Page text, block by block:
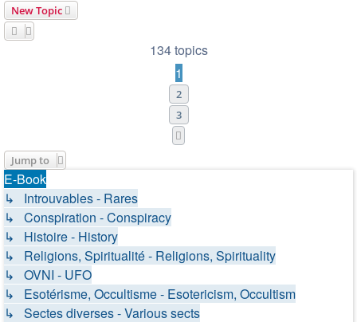
New Topic
134 topics
1
2
3
Jump to
E-Book
↳ Introuvables - Rares
↳ Conspiration - Conspiracy
↳ Histoire - History
↳ Religions, Spiritualité - Religions, Spirituality
↳ OVNI - UFO
↳ Esotérisme, Occultisme - Esotericism, Occultism
↳ Sectes diverses - Various sects